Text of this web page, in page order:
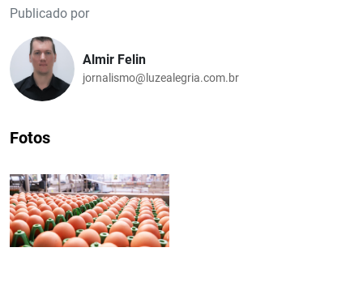
Publicado por
Almir Felin
jornalismo@luzealegria.com.br
Fotos